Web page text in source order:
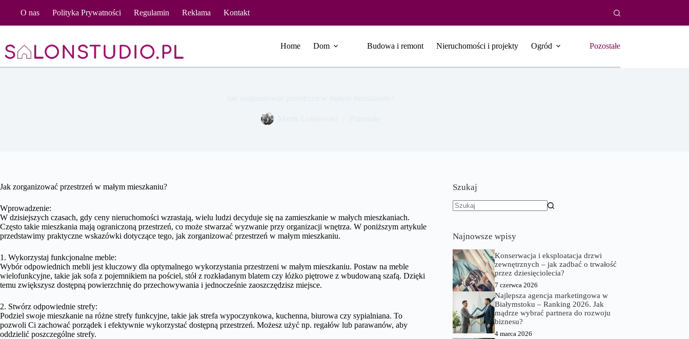
O nas Polityka Prywatności Regulamin Reklama Kontakt
Home Dom Budowa i remont Nieruchomości i projekty Ogród Pozostałe
Jak zorganizować przestrzeń w małym mieszkaniu?
Wprowadzenie:
W dzisiejszych czasach, gdy ceny nieruchomości wzrastają, wielu ludzi decyduje się na zamieszkanie w małych mieszkaniach.
Często takie mieszkania mają ograniczoną przestrzeń, co może stwarzać wyzwanie przy organizacji wnętrza. W poniższym artykule
przedstawimy praktyczne wskazówki dotyczące tego, jak zorganizować przestrzeń w małym mieszkaniu.
1. Wykorzystaj funkcjonalne meble:
Wybór odpowiednich mebli jest kluczowy dla optymalnego wykorzystania przestrzeni w małym mieszkaniu. Postaw na meble
wielofunkcyjne, takie jak sofa z pojemnikiem na pościel, stół z rozkładanym blatem czy łóżko piętrowe z wbudowaną szafą. Dzięki
temu zwiększysz dostępną powierzchnię do przechowywania i jednocześnie zaoszczędzisz miejsce.
2. Stwórz odpowiednie strefy:
Podziel swoje mieszkanie na różne strefy funkcyjne, takie jak strefa wypoczynkowa, kuchenna, biurowa czy sypialniana. To
pozwoli Ci zachować porządek i efektywnie wykorzystać dostępną przestrzeń. Możesz użyć np. regałów lub parawanów, aby
oddzielić poszczególne strefy.
Szukaj
Najnowsze wpisy
Konserwacja i eksploatacja drzwi
zewnętrznych – jak zadbać o trwałość
przez dziesięciolecia?
7 czerwca 2026
Najlepsza agencja marketingowa w
Białymstoku – Ranking 2026. Jak
mądrze wybrać partnera do rozwoju
biznesu?
4 marca 2026